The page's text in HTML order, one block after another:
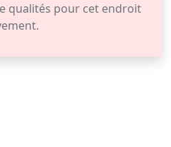
qualités pour cet endroit